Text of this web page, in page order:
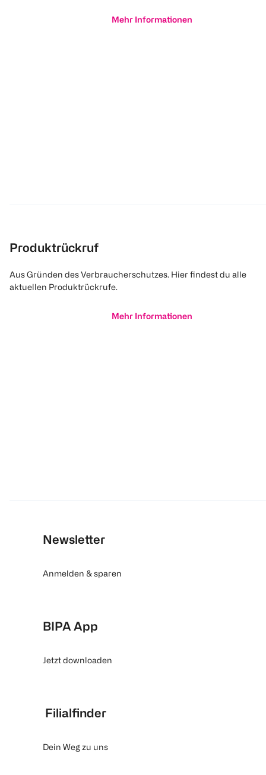
Mehr Informationen
Produktrückruf
Aus Gründen des Verbraucherschutzes. Hier findest du alle
aktuellen Produktrückrufe.
Mehr Informationen
Newsletter
Anmelden & sparen
BIPA App
Jetzt downloaden
Filialfinder
Dein Weg zu uns